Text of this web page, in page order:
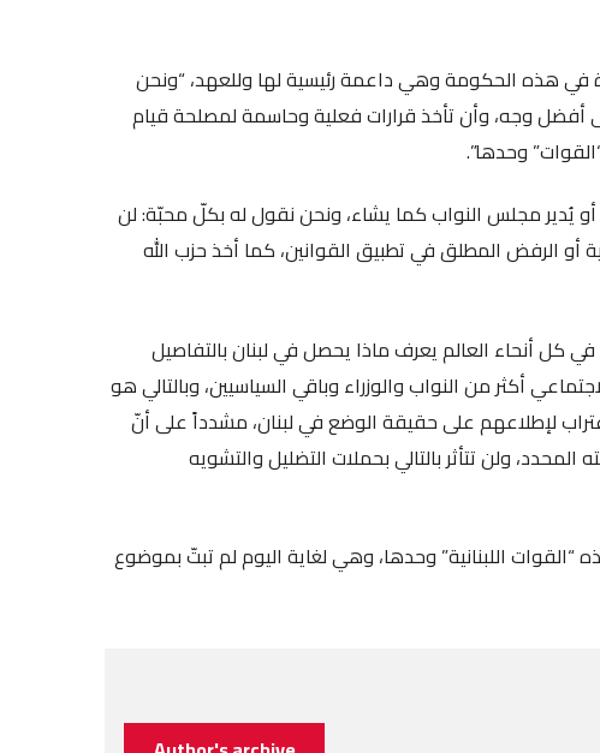
في هذه الحكومة وهي داعمة رئيسية لها وللعهد، “ونحن
وجه، وأن تأخذ قرارات فعلية وحاسمة لمصلحة قيام
وحدها”.
أو يُدير مجلس النواب كما يشاء، ونحن نقول له بكلّ محبّة: لن
أو الرفض المطلق في تطبيق القوانين، كما أخذ حزب الله
في كل أنحاء العالم يعرف ماذا يحصل في لبنان بالتفاصيل
أكثر من النواب والوزراء وباقي السياسيين، وبالتالي هو
لإطلاعهم على حقيقة الوضع في لبنان، مشدداً على أنّ
ولن تتأثر بالتالي بحملات التضليل والتشويه
“القوات اللبنانية” وحدها، وهي لغاية اليوم لم تبتّ بموضوع